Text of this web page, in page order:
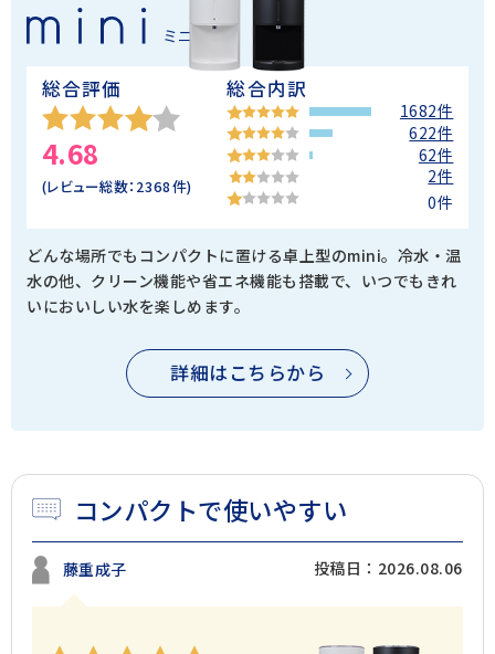
ミニ
総合評価
4.68
(レビュー総数： 2368件)
総合内訳
1682件
622件
62件
2件
0件
どんな場所でもコンパクトに置ける卓上型のmini。冷水・温
水の他、クリーン機能や省エネ機能も搭載で、いつでもきれ
いにおいしい水を楽しめます。
詳細はこちらから
コンパクトで使いやすい
藤重成子 投稿日：2026.08.06